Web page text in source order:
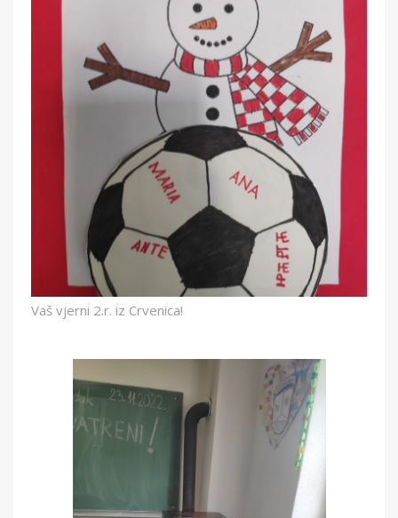
Vaš vjerni 2.r. iz Crvenica!